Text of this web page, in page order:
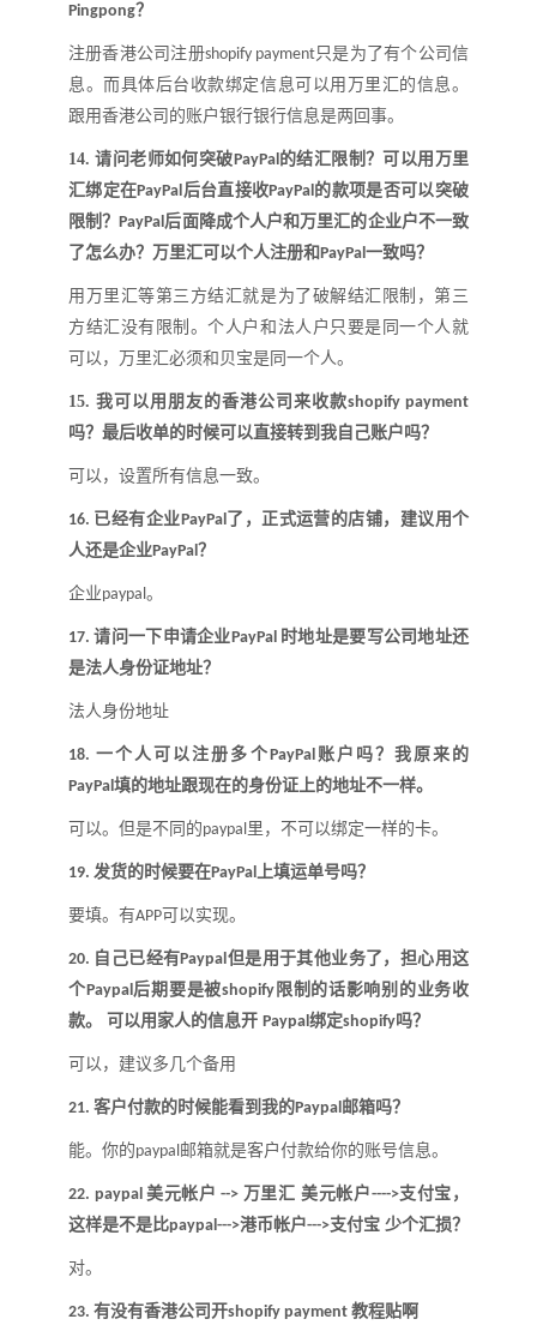
Pingpong？
注册香港公司注册shopify payment只是为了有个公司信
息。而具体后台收款绑定信息可以用万里汇的信息。
跟用香港公司的账户银行银行信息是两回事。
14.请问老师如何突破PayPal的结汇限制？ 可以用万里
汇绑定在PayPal后台直接收PayPal的款项是否可以突破
限制？PayPal后面降成个人户和万里汇的企业户不一致
了怎么办？ 万里汇可以个人注册和PayPal一致吗？
用万里汇等第三方结汇就是为了破解结汇限制，第三
方结汇没有限制。个人户和法人户只要是同一个人就
可以，万里汇必须和贝宝是同一个人。
15. 我可以用朋友的香港公司来收款shopify payment
吗？ 最后收单的时候可以直接转到我自己账户吗？
可以，设置所有信息一致。
16. 已经有企业PayPal 了，正式运营的店铺，建议用个
人还是企业PayPal？
企业paypal。
17.请问一下申请企业PayPal 时地址是要写公司地址还
是法人身份证地址？
法人身份地址
18.一个人可以注册多个PayPal 账户吗？ 我原来的
PayPal填的地址跟现在的身份证上的地址不一样。
可以。但是不同的paypal里，不可以绑定一样的卡。
19. 发货的时候要在PayPal上填运单号吗？
要填。有APP可以实现。
20. 自己已经有Paypal但是用于其他业务了，担心用这
个Paypal后期要是被shopify 限制的话影响别的业务收
款。 可以用家人的信息开 Paypal绑定shopify吗？
可以，建议多几个备用
21. 客户付款的时候能看到我的Paypal邮箱吗？
能。你的paypal邮箱就是客户付款给你的账号信息。
22. paypal美元帐户 --> 万里汇 美元帐户---->支付宝，
这样是不是比paypal--->港币帐户--->支付宝 少个汇损？
对。
23. 有没有香港公司开shopify payment 教程贴啊